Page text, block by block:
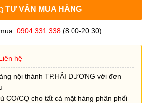
TƯ VẤN MUA HÀNG
0904 331 338(8:00-20:30)
Liên hệ
nội thành TP.HẢI DƯƠNG với đơn
CO/CQ cho tất cả mặt hàng phân phối